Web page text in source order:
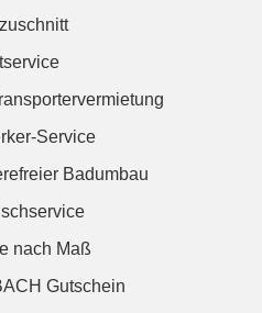
Service
Badumbau
nach Maß
Gutschein